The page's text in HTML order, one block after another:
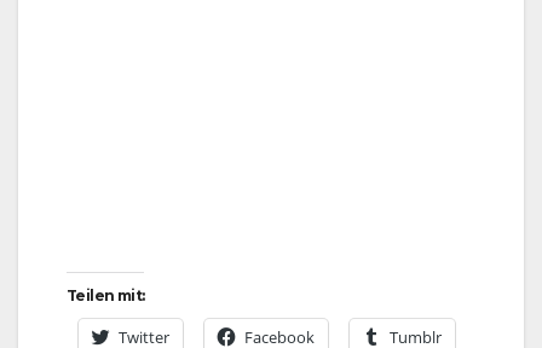
Teilen mit:
Twitter Facebook Tumblr